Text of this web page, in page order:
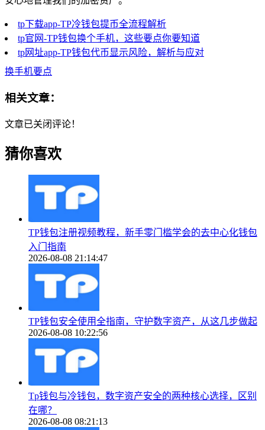
tp下载app-TP冷钱包提币全流程解析
tp官网-TP钱包换个手机，这些要点你要知道
tp网址app-TP钱包代币显示风险，解析与应对
换手机要点
相关文章：
文章已关闭评论！
猜你喜欢
TP钱包注册视频教程，新手零门槛学会的去中心化钱包
入门指南
2026-08-08 21:14:47
TP钱包安全使用全指南，守护数字资产，从这几步做起
2026-08-08 10:22:56
Tp钱包与冷钱包，数字资产安全的两种核心选择，区别
在哪？
2026-08-08 08:21:13